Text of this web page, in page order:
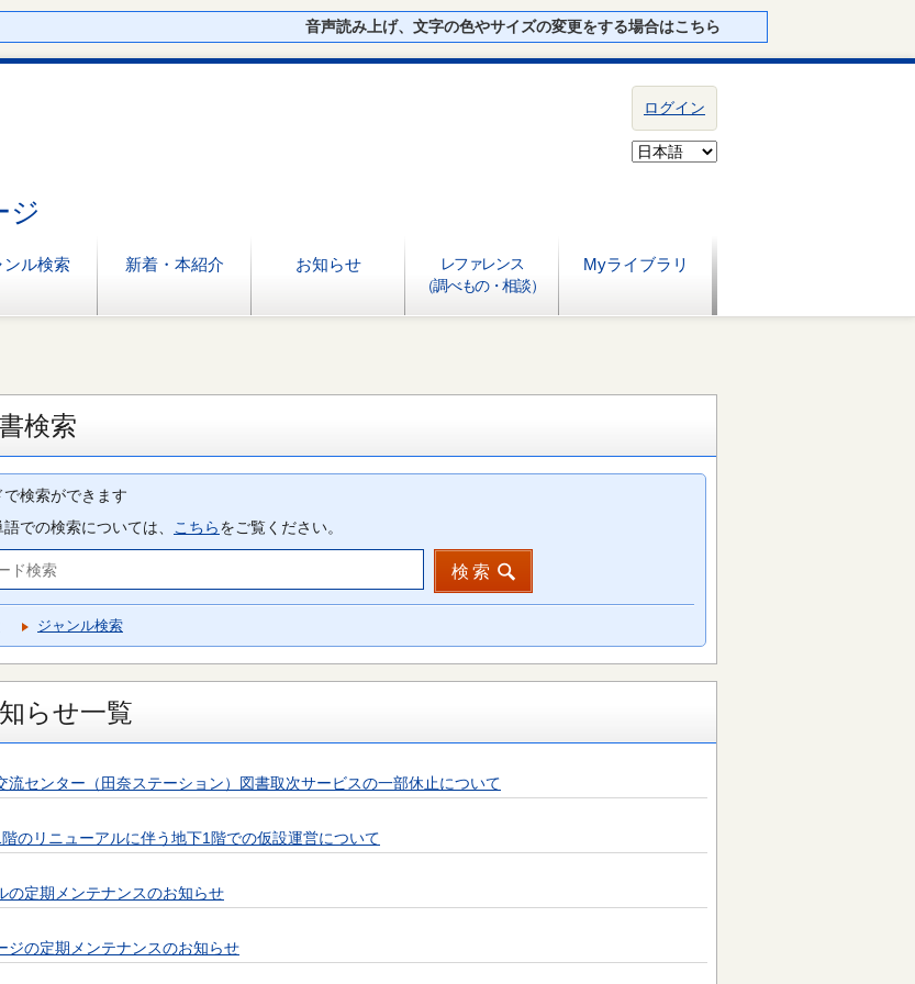
音声読み上げ、文字の色やサイズの変更をする場合はこちら
ジ
ンル検索 新着・本紹介 お知らせ
レファレンス
（調べもの・相談）
Myライブラリ
ログイン
検索
で検索ができます
での検索については、 こちらをご覧ください。
検索
ジャンル検索
らせ一覧
流センター（田奈ステーション）図書取次サービスの一部休止について
のリニューアルに伴う地下1階での仮設運営について
の定期メンテナンスのお知らせ
ジの定期メンテナンスのお知らせ